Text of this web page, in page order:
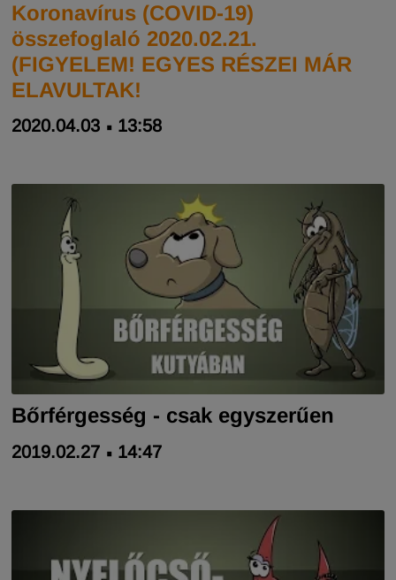
Koronavírus (COVID-19)
összefoglaló 2020.02.21.
(FIGYELEM! EGYES RÉSZEI MÁR
ELAVULTAK!
2020.04.03 13:58
Bőrférgesség - csak egyszerűen
2019.02.27 14:47